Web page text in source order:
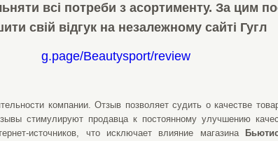
всі потреби з асортименту. За цим
свій відгук на незалежному сайті Гугл
g.page/Beautysport/review
компании. Отзыв позволяет судить о качестве
стимулируют продавца к постоянному улучшению
источников, что исключает влияние магазина